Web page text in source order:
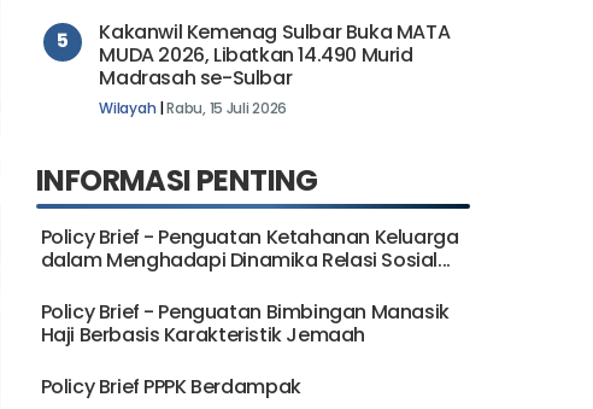
5
Kakanwil Kemenag Sulbar Buka MATA
MUDA 2026, Libatkan 14.490 Murid
Madrasah se-Sulbar
Wilayah |Rabu, 15 Juli 2026
INFORMASI PENTING
Policy Brief - Penguatan Ketahanan Keluarga
dalam Menghadapi Dinamika Relasi Sosial...
Policy Brief - Penguatan Bimbingan Manasik
Haji Berbasis Karakteristik Jemaah
Policy Brief PPPK Berdampak